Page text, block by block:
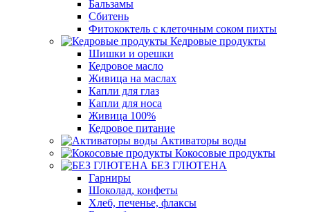
Бальзамы
Сбитень
Фитококтель с клеточным соком пихты
Кедровые продукты
Шишки и орешки
Кедровое масло
Живица на маслах
Капли для глаз
Капли для носа
Живица 100%
Кедровое питание
Активаторы воды
Кокосовые продукты
БЕЗ ГЛЮТЕНА
Гарниры
Шоколад, конфеты
Хлеб, печенье, флаксы